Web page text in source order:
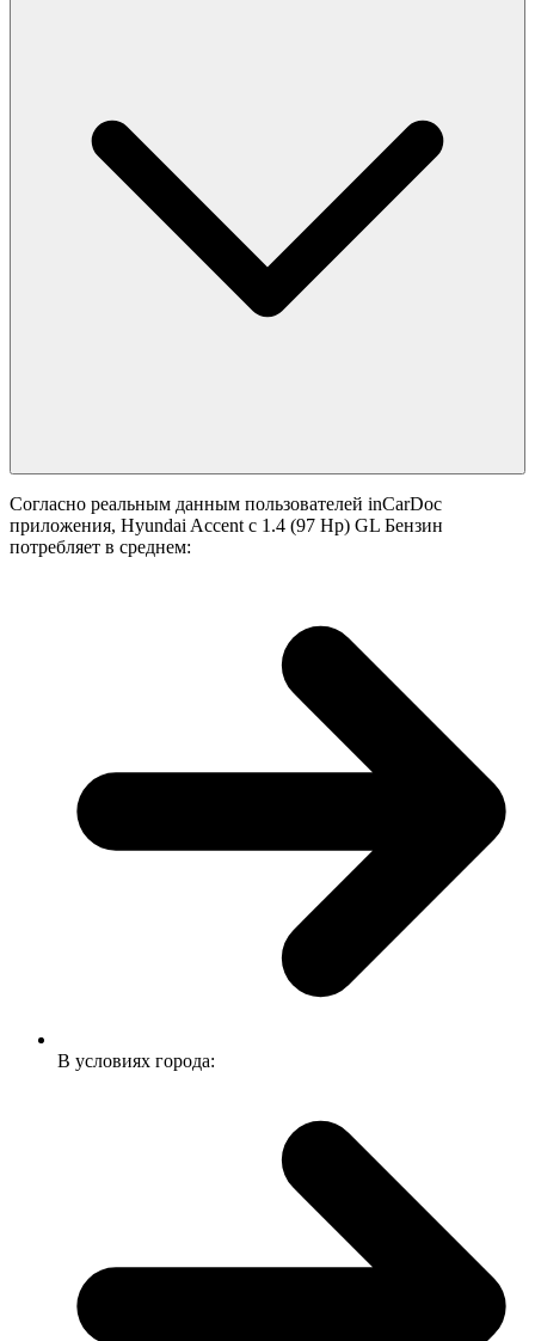
Согласно реальным данным пользователей inCarDoc
приложения, Hyundai Accent с 1.4 (97 Hp) GL Бензин
потребляет в среднем:
В условиях города: